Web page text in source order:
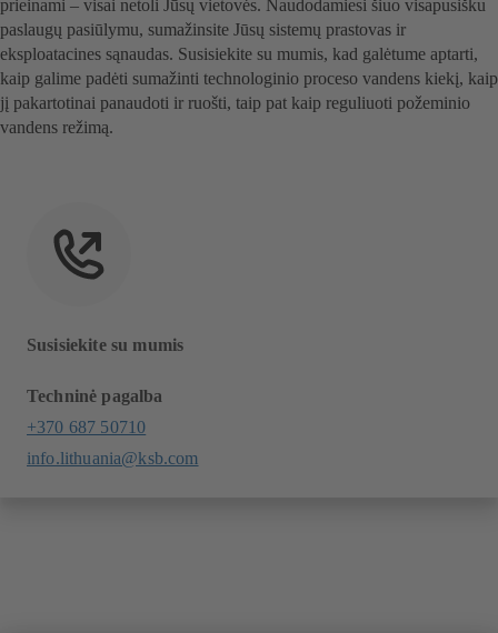
prieinami – visai netoli Jūsų vietovės. Naudodamiesi šiuo visapusišku
paslaugų pasiūlymu, sumažinsite Jūsų sistemų prastovas ir
eksploatacines sąnaudas. Susisiekite su mumis, kad galėtume aptarti,
kaip galime padėti sumažinti technologinio proceso vandens kiekį, kaip
jį pakartotinai panaudoti ir ruošti, taip pat kaip reguliuoti požeminio
vandens režimą.
Susisiekite su mumis
Techninė pagalba
+370 687 50710
info.lithuania@ksb.com